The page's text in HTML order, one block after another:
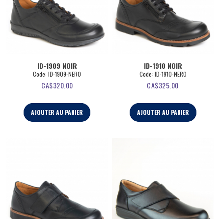
ID-1909 NOIR
Code: ID-1909-NERO
CA$320.00
AJOUTER AU PANIER
ID-1910 NOIR
Code: ID-1910-NERO
CA$325.00
AJOUTER AU PANIER